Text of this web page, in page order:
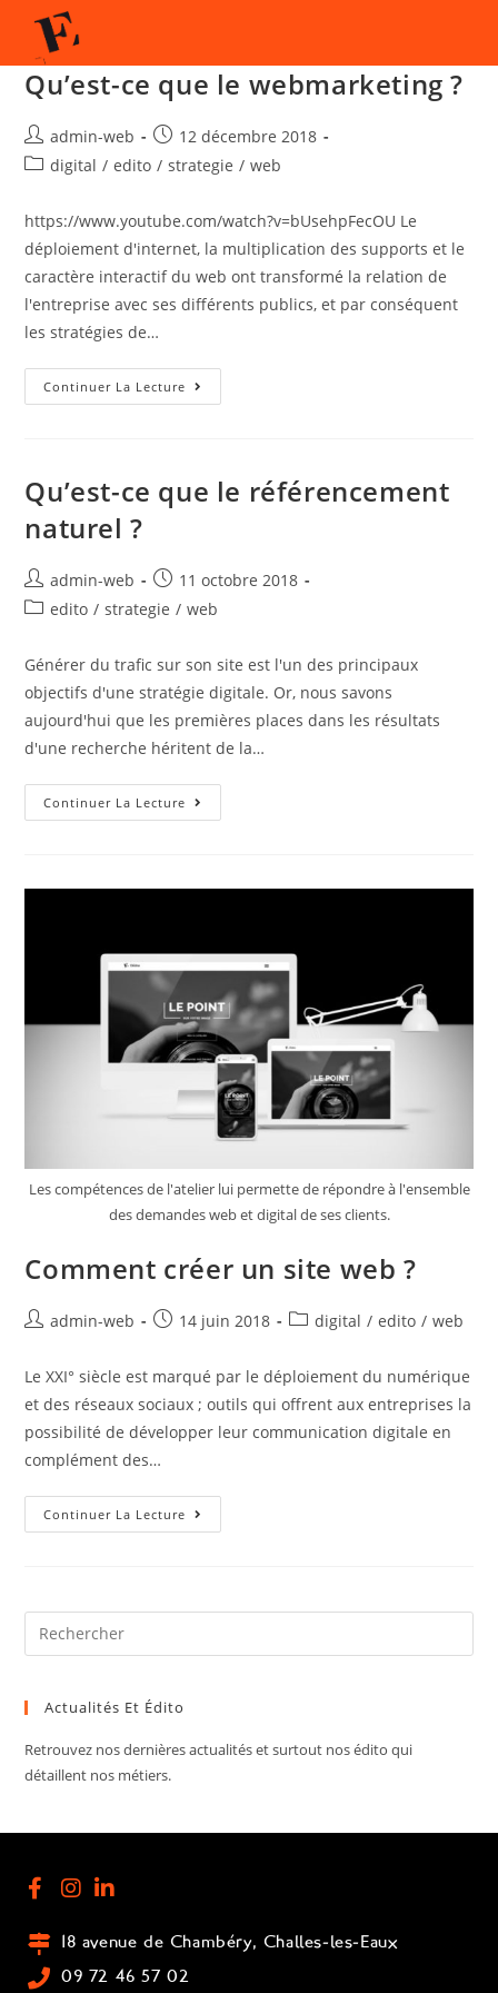
Qu’est-ce que le webmarketing ?
admin-web
12 décembre 2018
digital / edito / strategie / web
https://www.youtube.com/watch?v=bUsehpFecOU Le
déploiement d'internet, la multiplication des supports et le
caractère interactif du web ont transformé la relation de
l'entreprise avec ses différents publics, et par conséquent
les stratégies de…
Continuer La Lecture
Qu’est-ce que le référencement
naturel ?
admin-web
11 octobre 2018
edito / strategie / web
Générer du trafic sur son site est l'un des principaux
objectifs d'une stratégie digitale. Or, nous savons
aujourd'hui que les premières places dans les résultats
d'une recherche héritent de la…
Continuer La Lecture
Les compétences de l'atelier lui permette de répondre à l'ensemble
des demandes web et digital de ses clients.
Comment créer un site web ?
admin-web 14 juin 2018 digital / edito / web
Le XXI° siècle est marqué par le déploiement du numérique
et des réseaux sociaux ; outils qui offrent aux entreprises la
possibilité de développer leur communication digitale en
complément des…
Continuer La Lecture
Actualités Et Édito
Retrouvez nos dernières actualités et surtout nos édito qui
détaillent nos métiers.
18 avenue de Chambéry, Challes-les-Eaux
09 72 46 57 02